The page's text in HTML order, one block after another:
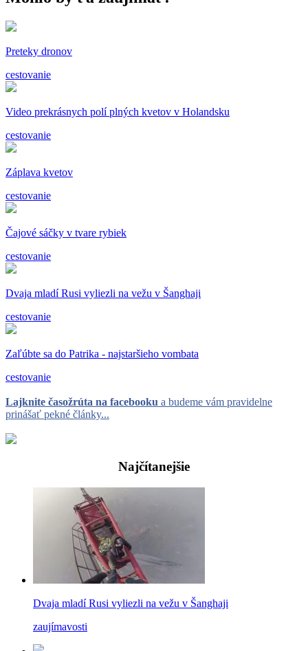
Preteky dronov
cestovanie
Video prekrásnych polí plných kvetov v Holandsku
cestovanie
Záplava kvetov
cestovanie
Čajové sáčky v tvare rybiek
cestovanie
Dvaja mladí Rusi vyliezli na vežu v Šanghaji
cestovanie
Zaľúbte sa do Patrika - najstaršieho vombata
cestovanie
Lajknite časožrúta na facebooku a budeme vám pravidelne
prinášať pekné články...
Najčítanejšie
Dvaja mladí Rusi vyliezli na vežu v Šanghaji
zaujímavosti